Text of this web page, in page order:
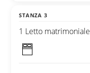
STANZA 3
1 Letto matrimoniale